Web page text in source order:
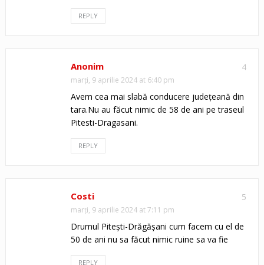
REPLY
4
Anonim
marți, 9 aprilie 2024 at 6:40 pm
Avem cea mai slabă conducere județeană din
tara.Nu au făcut nimic de 58 de ani pe traseul
Pitesti-Dragasani.
REPLY
5
Costi
marți, 9 aprilie 2024 at 7:11 pm
Drumul Pitești-Drăgășani cum facem cu el de
50 de ani nu sa făcut nimic ruine sa va fie
REPLY